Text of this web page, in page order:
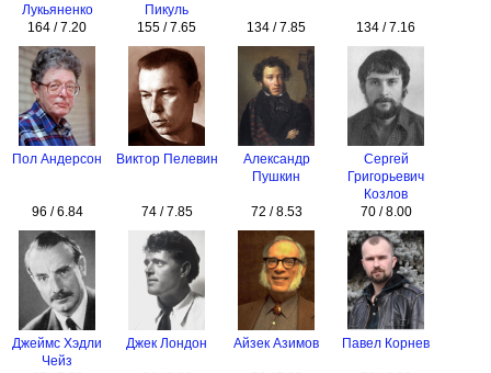
Лукьяненко
164 / 7.20
Пикуль
155 / 7.65
134 / 7.85 134 / 7.16
Пол Андерсон
96 / 6.84
Виктор Пелевин
74 / 7.85
Александр
Пушкин
72 / 8.53
Сергей
Григорьевич
Козлов
70 / 8.00
Джеймс Хэдли
Чейз
Джек Лондон Айзек Азимов Павел Корнев